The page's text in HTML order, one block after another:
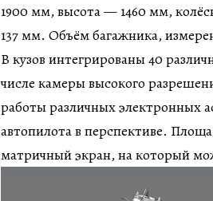
1900 мм, высота — 1460 мм,
137 мм. Объём багажника,
В кузов интегрированы 40
числе камеры высокого
работы различных электронных
автопилота в перспективе.
матричный экран, на который